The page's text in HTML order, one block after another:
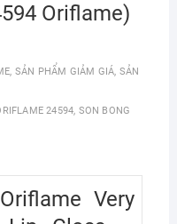
Oriflame)
, SẢN PHẨM GIẢM GIÁ, SẢN
24594, SON BONG
Very